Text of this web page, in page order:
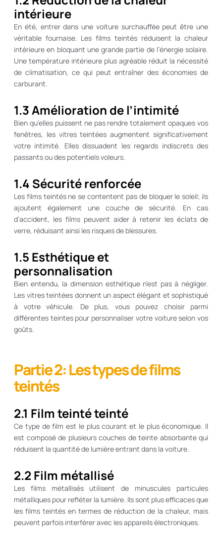
intérieure
En été, entrer dans une voiture surchauffée peut être une
véritable fournaise. Les films teintés réduisent la chaleur
intérieure en bloquant une grande partie de l’énergie solaire.
Une température intérieure plus agréable réduit la nécessité
de climatisation, ce qui peut entraîner des économies de
carburant.
1.3 Amélioration de l’intimité
Bien qu’elles puissent ne pas rendre totalement opaques vos
fenêtres, les vitres teintées augmentent significativement
votre intimité. Elles dissuadent les regards indiscrets des
passants ou des potentiels voleurs.
1.4 Sécurité renforcée
Les films teintés ne se contentent pas de bloquer le soleil; ils
ajoutent également une couche de sécurité. En cas
d’accident, les films peuvent aider à retenir les éclats de
verre, réduisant ainsi les risques de blessures.
1.5 Esthétique et
personnalisation
Bien entendu, la dimension esthétique n’est pas à négliger.
Les vitres teintées donnent un aspect élégant et sophistiqué
à votre véhicule. De plus, vous pouvez choisir parmi
différentes teintes pour personnaliser votre voiture selon vos
goûts.
Partie 2: Les types de films
teintés
2.1 Film teinté teinté
Ce type de film est le plus courant et le plus économique. Il
est composé de plusieurs couches de teinte absorbante qui
réduisent la quantité de lumière entrant dans la voiture.
2.2 Film métallisé
Les films métallisés utilisent de minuscules particules
métalliques pour refléter la lumière. Ils sont plus efficaces que
les films teintés en termes de réduction de la chaleur, mais
peuvent parfois interférer avec les appareils électroniques.